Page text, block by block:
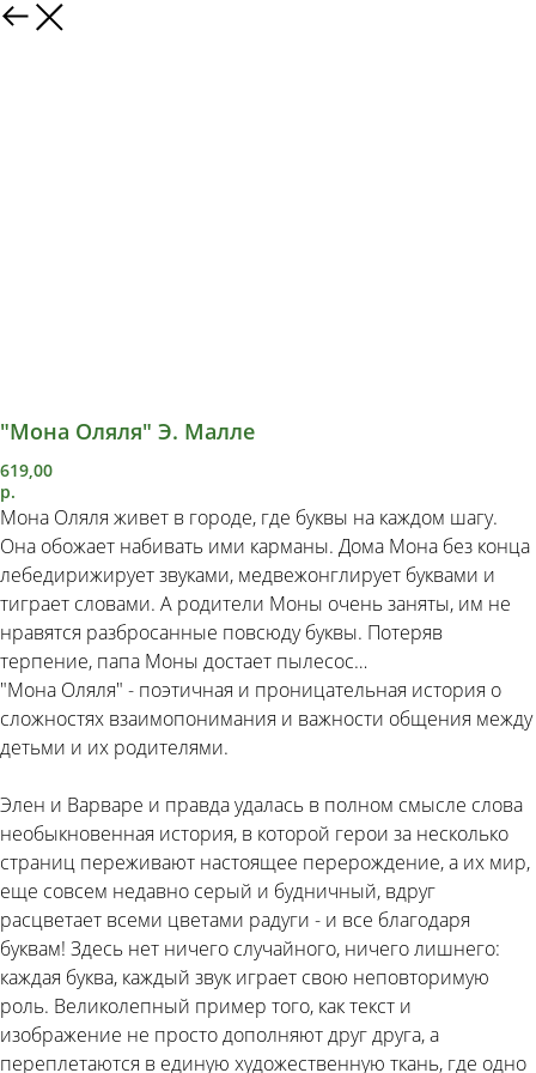
"Мона Оляля" Э. Малле
619,00
р.
Мона Оляля живет в городе, где буквы на каждом шагу.
Она обожает набивать ими карманы. Дома Мона без конца
лебедирижирует звуками, медвежонглирует буквами и
тиграет словами. А родители Моны очень заняты, им не
нравятся разбросанные повсюду буквы. Потеряв
терпение, папа Моны достает пылесос…
"Мона Оляля" - поэтичная и проницательная история о
сложностях взаимопонимания и важности общения между
детьми и их родителями.
Элен и Варваре и правда удалась в полном смысле слова
необыкновенная история, в которой герои за несколько
страниц переживают настоящее перерождение, а их мир,
еще совсем недавно серый и будничный, вдруг
расцветает всеми цветами радуги - и все благодаря
буквам! Здесь нет ничего случайного, ничего лишнего:
каждая буква, каждый звук играет свою неповторимую
роль. Великолепный пример того, как текст и
изображение не просто дополняют друг друга, а
переплетаются в единую художественную ткань, где одно